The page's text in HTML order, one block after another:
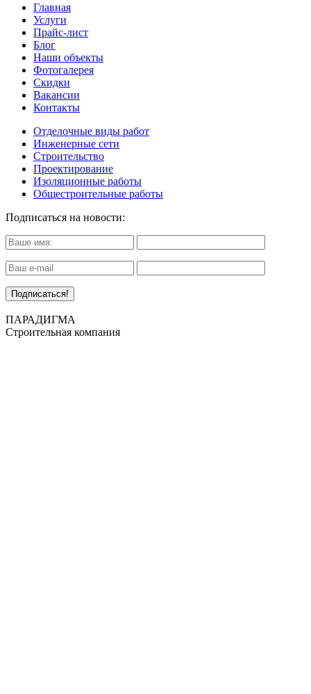
Главная
Услуги
Прайс-лист
Блог
Наши объекты
Фотогалерея
Скидки
Вакансии
Контакты
Отделочные виды работ
Инженерные сети
Строительство
Проектирование
Изоляционные работы
Общестроительные работы
Подписаться на новости:
ПАРАДИГМА
Строительная компания